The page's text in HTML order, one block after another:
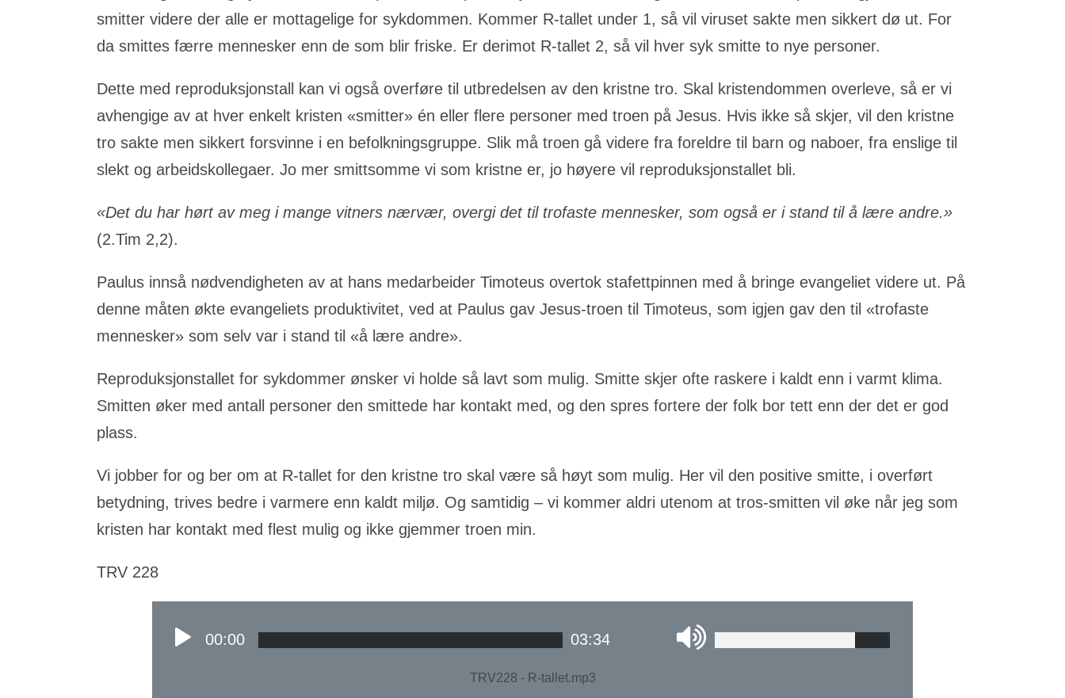
smitter videre der alle er mottagelige for sykdommen. Kommer R-tallet under 1, så vil viruset sakte men sikkert dø ut. For
da smittes færre mennesker enn de som blir friske. Er derimot R-tallet 2, så vil hver syk smitte to nye personer.
Dette med reproduksjonstall kan vi også overføre til utbredelsen av den kristne tro. Skal kristendommen overleve, så er vi
avhengige av at hver enkelt kristen «smitter» én eller flere personer med troen på Jesus. Hvis ikke så skjer, vil den kristne
tro sakte men sikkert forsvinne i en befolkningsgruppe. Slik må troen gå videre fra foreldre til barn og naboer, fra enslige til
slekt og arbeidskollegaer. Jo mer smittsomme vi som kristne er, jo høyere vil reproduksjonstallet bli.
«Det du har hørt av meg i mange vitners nærvær, overgi det til trofaste mennesker, som også er i stand til å lære andre.»
(2.Tim 2,2).
Paulus innså nødvendigheten av at hans medarbeider Timoteus overtok stafettpinnen med å bringe evangeliet videre ut. På
denne måten økte evangeliets produktivitet, ved at Paulus gav Jesus-troen til Timoteus, som igjen gav den til «trofaste
mennesker» som selv var i stand til «å lære andre».
Reproduksjonstallet for sykdommer ønsker vi holde så lavt som mulig. Smitte skjer ofte raskere i kaldt enn i varmt klima.
Smitten øker med antall personer den smittede har kontakt med, og den spres fortere der folk bor tett enn der det er god
plass.
Vi jobber for og ber om at R-tallet for den kristne tro skal være så høyt som mulig. Her vil den positive smitte, i overført
betydning, trives bedre i varmere enn kaldt miljø. Og samtidig – vi kommer aldri utenom at tros-smitten vil øke når jeg som
kristen har kontakt med flest mulig og ikke gjemmer troen min.
TRV 228
00:00 03:34
TRV228 - R-tallet.mp3